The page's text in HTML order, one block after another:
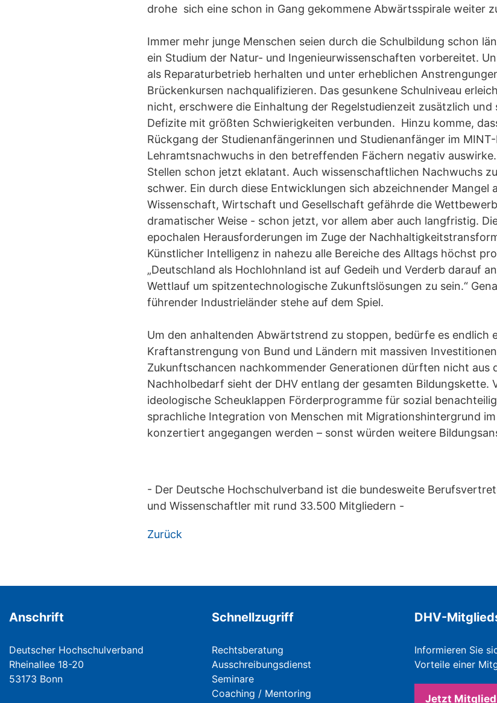
drohe sich eine schon in Gang gekommene Abwärtsspirale weiter
Immer mehr junge Menschen seien durch die Schulbildung schon
ein Studium der Natur- und Ingenieurwissenschaften vorbereitet.
als Reparaturbetrieb herhalten und unter erheblichen
Brückenkursen nachqualifizieren. Das gesunkene Schulniveau
nicht, erschwere die Einhaltung der Regelstudienzeit zusätzlich
Defizite mit größten Schwierigkeiten verbunden. Hinzu komme,
Rückgang der Studienanfängerinnen und Studienanfänger im
Lehramtsnachwuchs in den betreffenden Fächern negativ
Stellen schon jetzt eklatant. Auch wissenschaftlichen Nachwuchs
schwer. Ein durch diese Entwicklungen sich abzeichnender Mangel
Wissenschaft, Wirtschaft und Gesellschaft gefährde die
dramatischer Weise - schon jetzt, vor allem aber auch langfristig.
epochalen Herausforderungen im Zuge der
Künstlicher Intelligenz in nahezu alle Bereiche des Alltags höchst
„Deutschland als Hochlohnland ist auf Gedeih und Verderb darauf
Wettlauf um spitzentechnologische Zukunftslösungen zu sein.“
führender Industrieländer stehe auf dem Spiel.
Um den anhaltenden Abwärtstrend zu stoppen, bedürfe es endlich
Kraftanstrengung von Bund und Ländern mit massiven
Zukunftschancen nachkommender Generationen dürften nicht aus
Nachholbedarf sieht der DHV entlang der gesamten Bildungskette.
ideologische Scheuklappen Förderprogramme für sozial
sprachliche Integration von Menschen mit Migrationshintergrund
konzertiert angegangen werden – sonst würden weitere
- Der Deutsche Hochschulverband ist die bundesweite
und Wissenschaftler mit rund 33.500 Mitgliedern -
Zurück
Anschrift
Deutscher Hochschulverband
Rheinallee 18-20
53173 Bonn
Schnellzugriff
Rechtsberatung
Ausschreibungsdienst
Seminare
Coaching / Mentoring
DHV-
Informieren Sie
Vorteile einer
Jetzt